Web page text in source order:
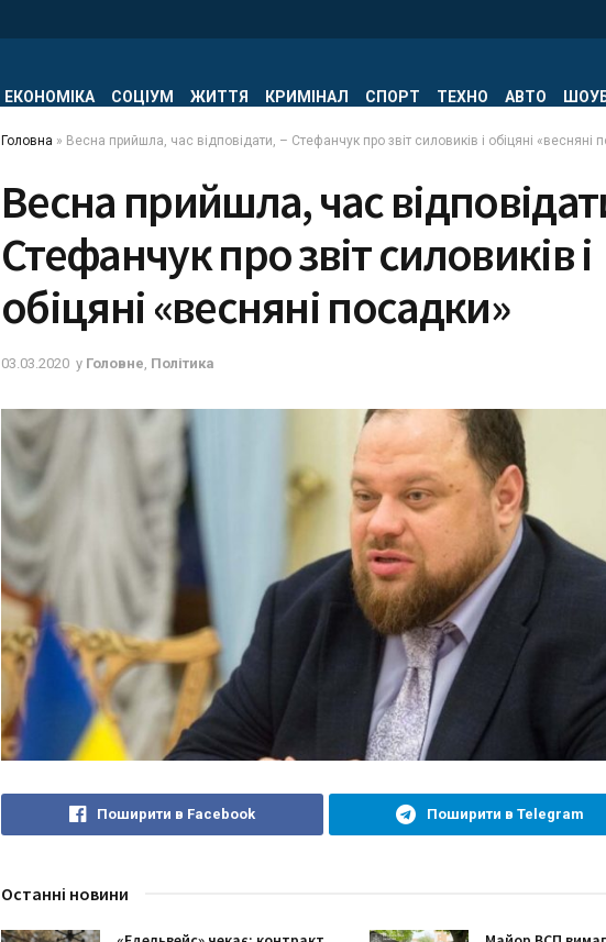
ЕКОНОМІКА СОЦІУМ ЖИТТЯ КРИМІНАЛ СПОРТ ТЕХНО АВТО
Головна » Весна прийшла, час відповідати, – Стефанчук про звіт силовиків і обіцяні «весняні
Весна прийшла, час
Стефанчук про звіт силовиків і
обіцяні «весняні посадки»
03.03.2020 у Головне Політика
Поширити в Facebook Поширити в Telegram
Останні новини